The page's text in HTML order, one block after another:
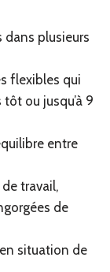
dans plusieurs
flexibles qui
ou jusqu’à 9
entre
travail,
de
situation de